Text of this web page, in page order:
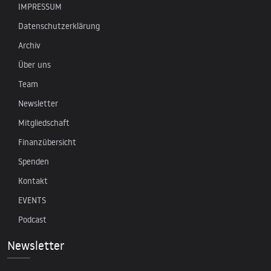
IMPRESSUM
Datenschutzerklärung
Archiv
Über uns
Team
Newsletter
Mitgliedschaft
Finanzübersicht
Spenden
Kontakt
EVENTS
Podcast
Newsletter